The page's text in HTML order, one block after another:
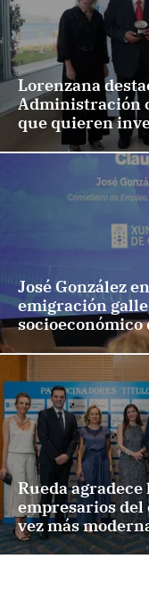
Lorenzana
Administración
que quieren
José González
emigración
socioeconómico
Rueda
empresarios del
vez más